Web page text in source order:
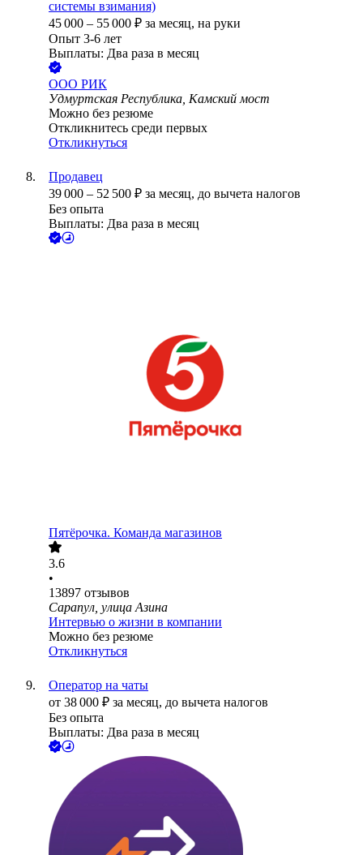
системы взимания)
45 000 – 55 000 ₽ за месяц, на руки
Опыт 3-6 лет
Выплаты: Два раза в месяц
ООО РИК
Удмуртская Республика, Камский мост
Можно без резюме
Откликнитесь среди первых
Откликнуться
Продавец
39 000 – 52 500 ₽ за месяц, до вычета налогов
Без опыта
Выплаты: Два раза в месяц
Пятёрочка. Команда магазинов
3.6
•
13897 отзывов
Сарапул, улица Азина
Интервью о жизни в компании
Можно без резюме
Откликнуться
Оператор на чаты
от 38 000 ₽ за месяц, до вычета налогов
Без опыта
Выплаты: Два раза в месяц